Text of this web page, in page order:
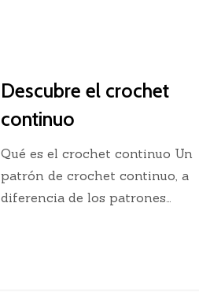
Descubre el crochet
continuo
Qué es el crochet continuo Un
patrón de crochet continuo, a
diferencia de los patrones…